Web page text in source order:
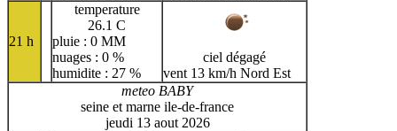
21 h
temperature
26.1 C
pluie : 0 MM
nuages : 0 %
humidite : 27 %
ciel dégagé
vent 13 km/h Nord Est
meteo BABY
seine et marne ile-de-france
jeudi 13 aout 2026